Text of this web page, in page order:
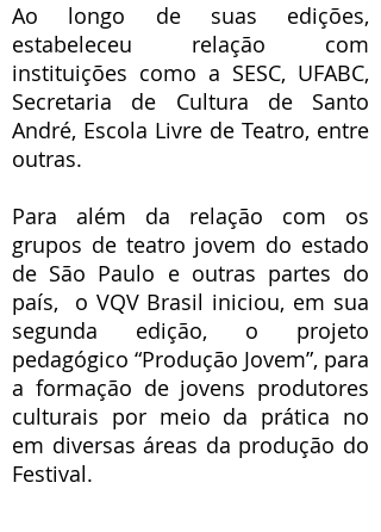
Ao longo de suas edições,
estabeleceu relação com
instituições como a SESC, UFABC,
Secretaria de Cultura de Santo
André, Escola Livre de Teatro, entre
outras.
Para além da relação com os
grupos de teatro jovem do estado
de São Paulo e outras partes do
país, o VQV Brasil iniciou, em sua
segunda edição, o projeto
pedagógico “Produção Jovem”, para
a formação de jovens produtores
culturais por meio da prática no
em diversas áreas da produção do
Festival.